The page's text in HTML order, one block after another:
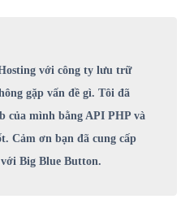
với công ty lưu trữ
gặp vấn đề gì. Tôi đã
của mình bằng API PHP và
Cảm ơn bạn đã cung cấp
Big Blue Button.